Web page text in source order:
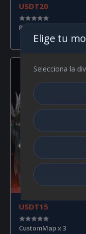
Elige tu
Selecciona la
USDT20
Raklion para SSEMU
USDT15
CustomMap x 3